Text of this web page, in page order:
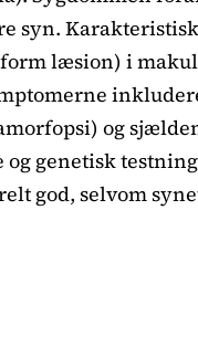
syn.
læsion) i
og
genetisk
god, selvom